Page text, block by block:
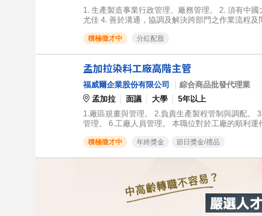
1. 生產製造事業行政管理、廠務管理。 2. 須有中
尤佳 4. 善於溝通，協調及解決跨部門之作業流程及
積極徵才中 分紅配股
孟加拉染料工廠高階主管
福威爾企業股份有限公司
綜合商品批發代理業
孟加拉
面議 大學
5年以上
1.廠區規畫與管理。 2.負責生產製程管制與調配。
管理。 6.工廠人員管理。 本職位對於工廠的順利運作至關重要。我們正在尋找一位具有領導才能和豐富生產管理
與您共事！
積極徵才中 年終獎金 節日獎金/禮品